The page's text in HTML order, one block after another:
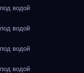
водой
водой
водой
водой